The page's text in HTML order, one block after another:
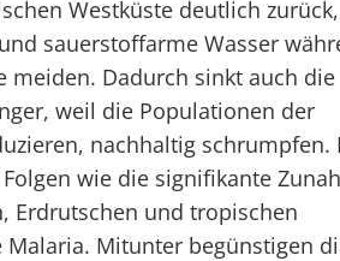
Westküste deutlich
sauerstoffarme Wasser
meiden. Dadurch sinkt auch die
weil die Populationen der
nachhaltig schrumpfen.
wie die signifikante
Erdrutschen und tropischen
Mitunter begünstigen